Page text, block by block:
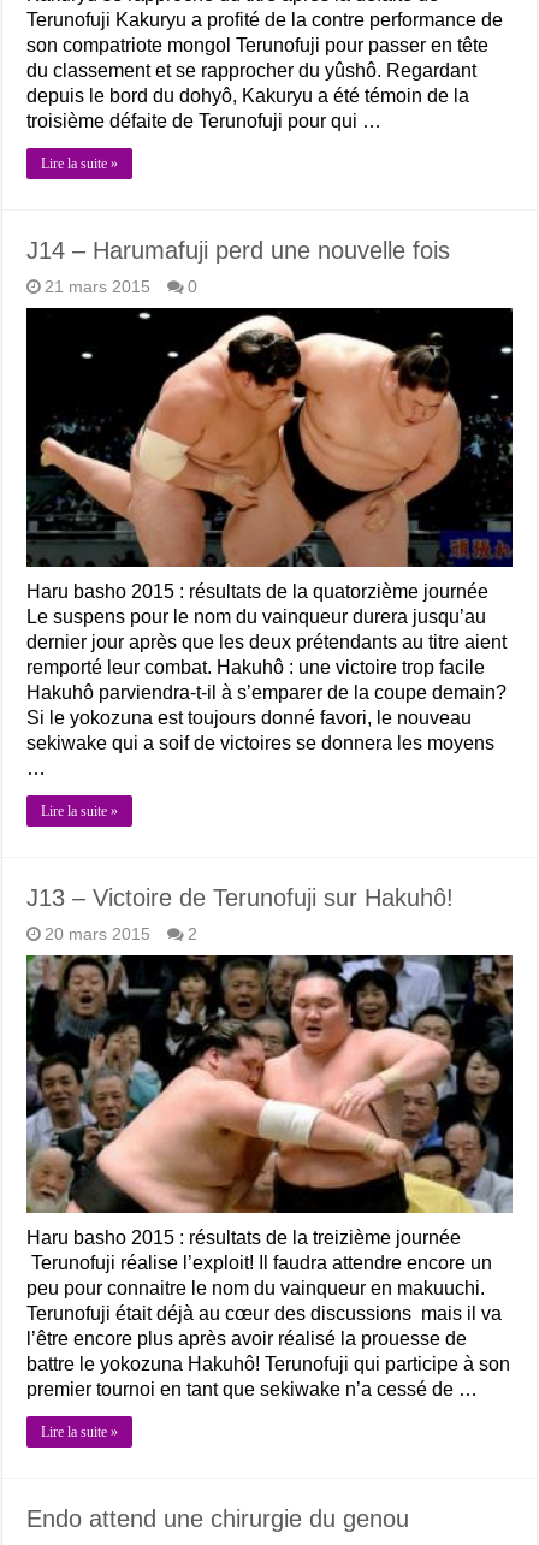
Terunofuji Kakuryu a profité de la contre performance de
son compatriote mongol Terunofuji pour passer en tête
du classement et se rapprocher du yûshô. Regardant
depuis le bord du dohyô, Kakuryu a été témoin de la
troisième défaite de Terunofuji pour qui …
Lire la suite »
J14 – Harumafuji perd une nouvelle fois
21 mars 2015 0
Haru basho 2015 : résultats de la quatorzième journée
Le suspens pour le nom du vainqueur durera jusqu’au
dernier jour après que les deux prétendants au titre aient
remporté leur combat. Hakuhô : une victoire trop facile
Hakuhô parviendra-t-il à s’emparer de la coupe demain?
Si le yokozuna est toujours donné favori, le nouveau
sekiwake qui a soif de victoires se donnera les moyens
…
Lire la suite »
J13 – Victoire de Terunofuji sur Hakuhô!
20 mars 2015 2
Haru basho 2015 : résultats de la treizième journée
Terunofuji réalise l’exploit! Il faudra attendre encore un
peu pour connaitre le nom du vainqueur en makuuchi.
Terunofuji était déjà au cœur des discussions mais il va
l’être encore plus après avoir réalisé la prouesse de
battre le yokozuna Hakuhô! Terunofuji qui participe à son
premier tournoi en tant que sekiwake n’a cessé de …
Lire la suite »
Endo attend une chirurgie du genou